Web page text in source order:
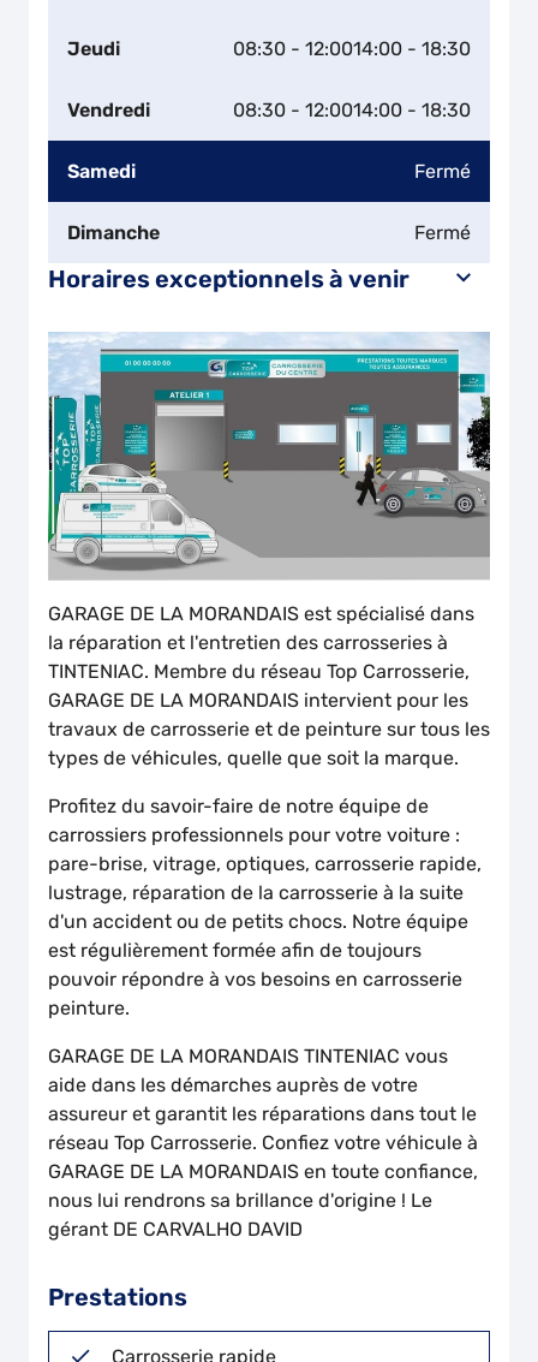
Jeudi 08:30 - 12:0014:00 - 18:30
Vendredi 08:30 - 12:0014:00 - 18:30
Samedi Fermé
Dimanche Fermé
Horaires exceptionnels à venir
GARAGE DE LA MORANDAIS est spécialisé dans
la réparation et l'entretien des carrosseries à
TINTENIAC. Membre du réseau Top Carrosserie,
GARAGE DE LA MORANDAIS intervient pour les
travaux de carrosserie et de peinture sur tous les
types de véhicules, quelle que soit la marque.
Profitez du savoir-faire de notre équipe de
carrossiers professionnels pour votre voiture :
pare-brise, vitrage, optiques, carrosserie rapide,
lustrage, réparation de la carrosserie à la suite
d'un accident ou de petits chocs. Notre équipe
est régulièrement formée afin de toujours
pouvoir répondre à vos besoins en carrosserie
peinture.
GARAGE DE LA MORANDAIS TINTENIAC vous
aide dans les démarches auprès de votre
assureur et garantit les réparations dans tout le
réseau Top Carrosserie. Confiez votre véhicule à
GARAGE DE LA MORANDAIS en toute confiance,
nous lui rendrons sa brillance d'origine ! Le
gérant DE CARVALHO DAVID
Prestations
Carrosserie rapide